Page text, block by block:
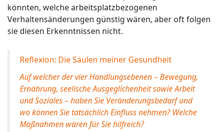
könnten, welche arbeitsplatzbezogenen
Verhaltensänderungen günstig wären, aber oft folgen
sie diesen Erkenntnissen nicht.
Reflexion: Die Säulen meiner Gesundheit
Auf welcher der vier Handlungsebenen – Bewegung,
Ernährung, seelische Ausgeglichenheit sowie Arbeit
und Soziales – haben Sie Veränderungsbedarf und
wo können Sie tatsächlich Einfluss nehmen? Welche
Maßnahmen wären für Sie hilfreich?